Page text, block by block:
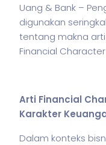
Uang & Bank –
digunakan
tentang makna
Financial Character
Arti Financial
Karakter
Dalam konteks